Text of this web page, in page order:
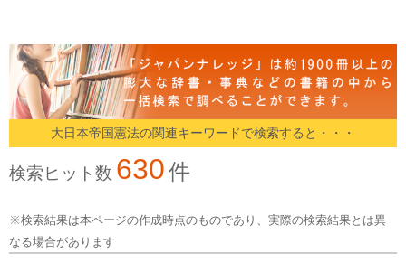
大日本帝国憲法の関連キーワードで検索すると・・・
検索ヒット数 630件
※検索結果は本ページの作成時点のものであり、実際の検索結果とは異
なる場合があります